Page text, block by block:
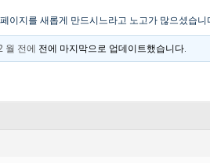
이지를 새롭게 만드시느라고 노고가 많으셨습니
월 전에 전에 마지막으로 업데이트했습니다.